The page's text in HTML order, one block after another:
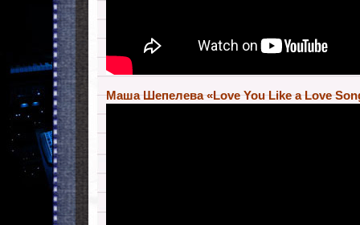
Маша Шепелева «Love You Like a Love